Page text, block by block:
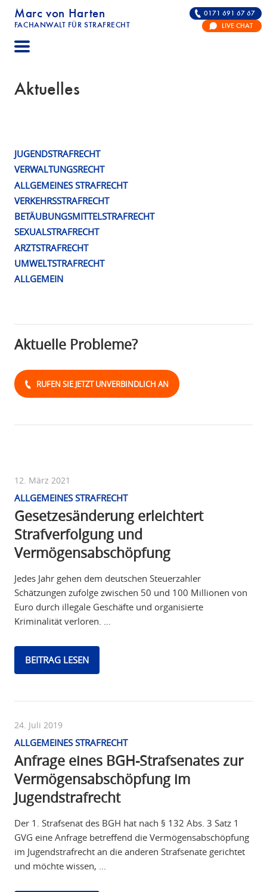
Marc von Harten
FACHANWALT FÜR STRAFRECHT
STRAFRECHT | RECHTSANWALT FÜR DIE
0171 691 67 67
LIVE CHAT
Aktuelles
Schlagwort:
Vermögensabschöpfung
JUGENDSTRAFRECHT
VERWALTUNGSRECHT
ALLGEMEINES STRAFRECHT
VERKEHRSSTRAFRECHT
BETÄUBUNGSMITTELSTRAFRECHT
SEXUALSTRAFRECHT
ARZTSTRAFRECHT
UMWELTSTRAFRECHT
ALLGEMEIN
Aktuelle Probleme?
RUFEN SIE JETZT UNVERBINDLICH AN
12. März 2021
ALLGEMEINES STRAFRECHT
Gesetzesänderung erleichtert
Strafverfolgung und
Vermögensabschöpfung
Jedes Jahr gehen dem deutschen Steuerzahler
Schätzungen zufolge zwischen 50 und 100 Millionen von
Euro durch illegale Geschäfte und organisierte
Kriminalität verloren. …
BEITRAG LESEN
24. Juli 2019
ALLGEMEINES STRAFRECHT
Anfrage eines BGH-Strafsenates zur
Vermögensabschöpfung im
Jugendstrafrecht
Der 1. Strafsenat des BGH hat nach § 132 Abs. 3 Satz 1
GVG eine Anfrage betreffend die Vermögensabschöpfung
im Jugendstrafrecht an die anderen Strafsenate gerichtet
und möchte wissen, …